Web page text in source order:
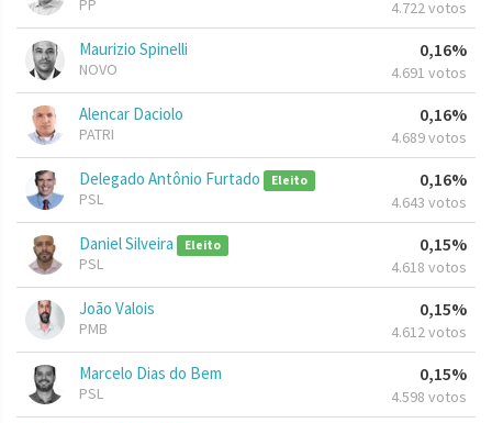
PP 4.722 votos
Maurizio Spinelli
NOVO
0,16%
4.691 votos
Alencar Daciolo
PATRI
0,16%
4.689 votos
Delegado Antônio Furtado Eleito
PSL
0,16%
4.643 votos
Daniel Silveira Eleito
PSL
0,15%
4.618 votos
João Valois
PMB
0,15%
4.612 votos
Marcelo Dias do Bem
PSL
0,15%
4.598 votos